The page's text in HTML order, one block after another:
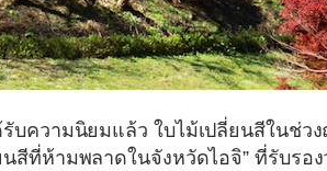
ความนิยมแล้ว ใบไม้เปลี่ยนสีในช่วง
นสีที่ห้ามพลาดในจังหวัดไอจิ” ที่รับรอ